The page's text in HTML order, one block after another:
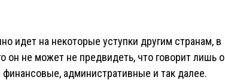
идет на некоторые уступки другим странам, в
не может не предвидеть, что говорит лишь о
административные и так далее.